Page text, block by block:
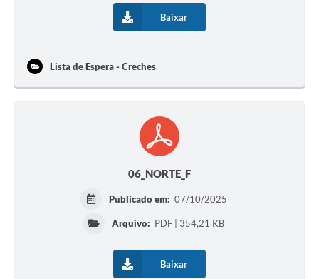
Baixar
Lista de Espera - Creches
06_NORTE_F
Publicado em: 07/10/2025
Arquivo: PDF | 354,21 KB
Baixar